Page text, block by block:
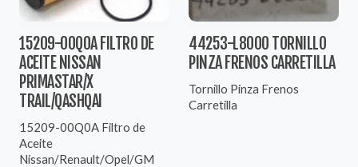
15209-00Q0A FILTRO DE
ACEITE NISSAN
PRIMASTAR/X
TRAIL/QASHQAI
15209-00Q0A Filtro de
Aceite
Nissan/Renault/Opel/GM
44253-L8000 TORNILLO
PINZA FRENOS CARRETILLA
Tornillo Pinza Frenos
Carretilla